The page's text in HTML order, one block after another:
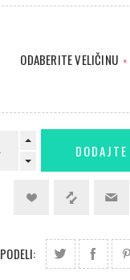
ODABERITE VELIČINU *
PODELI: